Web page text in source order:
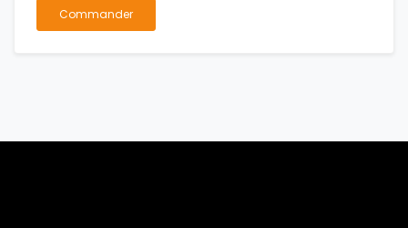
Commander